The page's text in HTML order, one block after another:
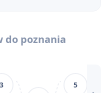
do poznania
3
5
viator) w mitach
greckich